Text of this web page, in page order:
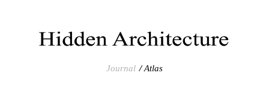
Journal Atlas